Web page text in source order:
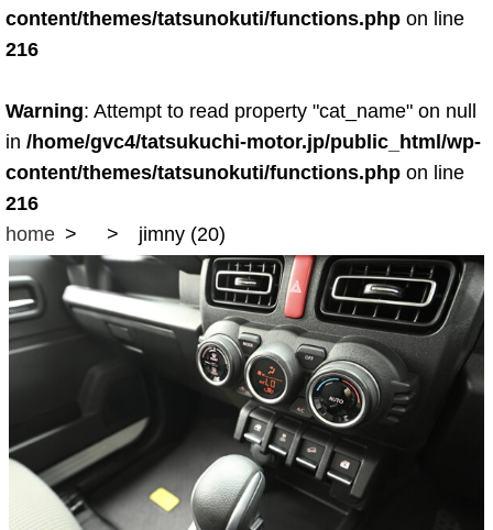
content/themes/tatsunokuti/functions.php on line
216
Warning: Attempt to read property "cat_name" on null
in /home/gvc4/tatsukuchi-motor.jp/public_html/wp-
content/themes/tatsunokuti/functions.php on line
216
home
jimny (20)